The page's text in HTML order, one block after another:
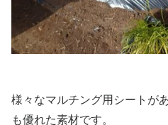
様々なマルチング用シートが
も優れた素材です。